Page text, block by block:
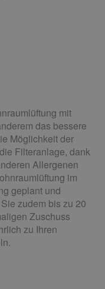
mit
das bessere
Möglichkeit der
Filteranlage, dank
Allergenen
im
geplant und
zudem bis zu 20
Zuschuss
zu Ihren